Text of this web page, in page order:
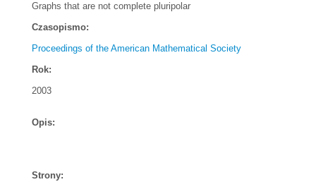
Graphs that are not complete pluripolar
Czasopismo:
Proceedings of the American Mathematical Society
Rok:
2003
Opis:
Strony: